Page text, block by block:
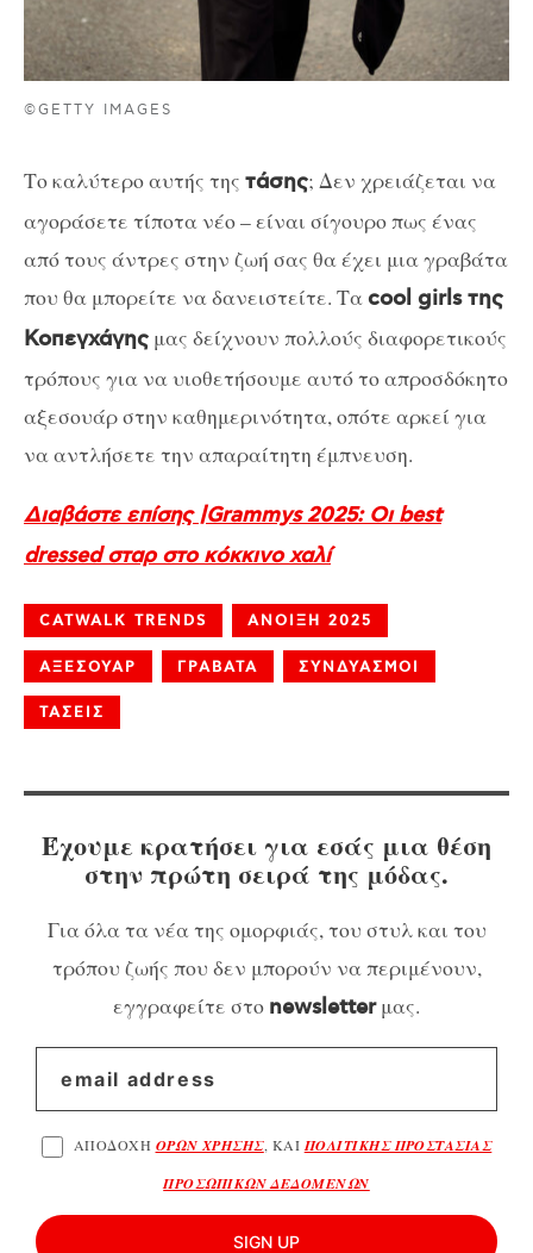
©GETTY IMAGES
Το καλύτερο αυτής της τάσης; Δεν χρειάζεται να
αγοράσετε τίποτα νέο – είναι σίγουρο πως ένας
από τους άντρες στην ζωή σας θα έχει μια γραβάτα
που θα μπορείτε να δανειστείτε. Ταcool girls της
Κοπεγχάγης μας δείχνουν πολλούς διαφορετικούς
τρόπους για να υιοθετήσουμε αυτό το απροσδόκητο
αξεσουάρ στην καθημερινότητα, οπότε αρκεί για
να αντλήσετε την απαραίτητη έμπνευση.
Διαβάστε επίσης |Grammys 2025: Οι best
dressed σταρ στο κόκκινο χαλί
CATWALK TRENDS ΑΝΟΙΞΗ 2025
ΑΞΕΣΟΥΑΡ ΓΡΑΒΑΤΑ ΣΥΝΔΥΑΣΜΟΙ
ΤΑΣΕΙΣ
Έχουμε κρατήσει για εσάς μια θέση
στην πρώτη σειρά της μόδας.
Για όλα τα νέα της ομορφιάς, του στυλ και του
τρόπου ζωής που δεν μπορούν να περιμένουν,
εγγραφείτε στο newsletterμας.
ΑΠΟΔΟΧΗ ΟΡΩΝ ΧΡΗΣΗΣ, ΚΑΙ ΠΟΛΙΤΙΚΗΣ ΠΡΟΣΤΑΣΙΑΣ
ΠΡΟΣΩΠΙΚΩΝ ΔΕΔΟΜΕΝΩΝ
SIGN UP